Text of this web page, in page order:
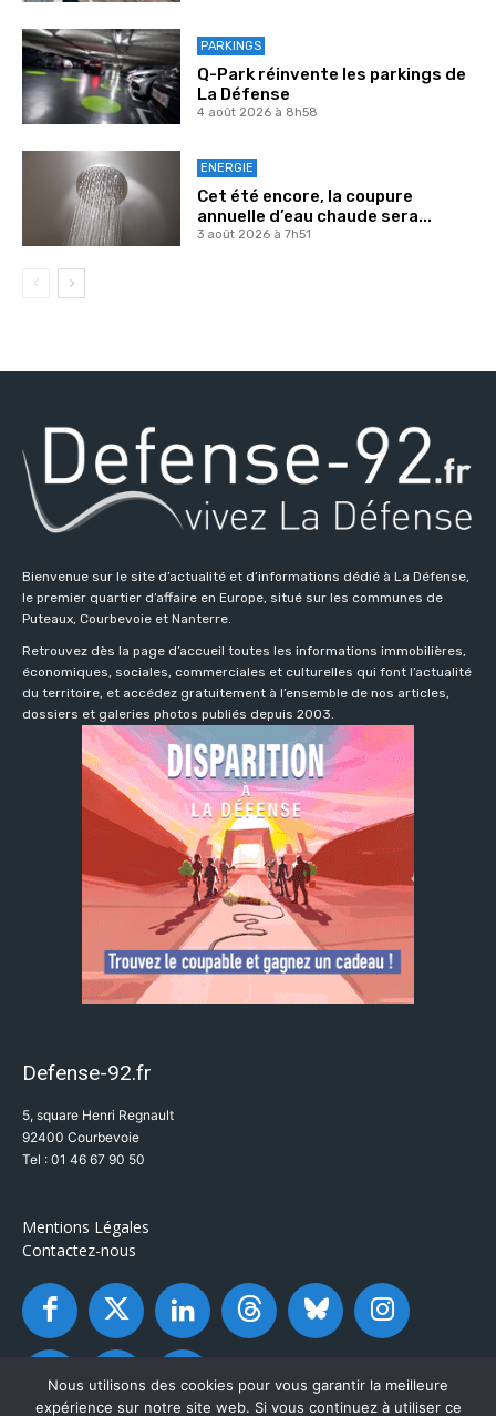
PARKINGS
Q-Park réinvente les parkings de
La Défense
4 août 2026 à 8h58
ENERGIE
Cet été encore, la coupure
annuelle d’eau chaude sera...
3 août 2026 à 7h51
Bienvenue sur le site d’actualité et d’informations dédié à La Défense,
le premier quartier d’affaire en Europe, situé sur les communes de
Puteaux, Courbevoie et Nanterre.
Retrouvez dès la page d’accueil toutes les informations immobilières,
économiques, sociales, commerciales et culturelles qui font l’actualité
du territoire, et accédez gratuitement à l’ensemble de nos articles,
dossiers et galeries photos publiés depuis 2003.
Defense-92.fr
5, square Henri Regnault
92400 Courbevoie
Tel : 01 46 67 90 50
Mentions Légales
Contactez-nous
Nous utilisons des cookies pour vous garantir la meilleure
expérience sur notre site web. Si vous continuez à utiliser ce